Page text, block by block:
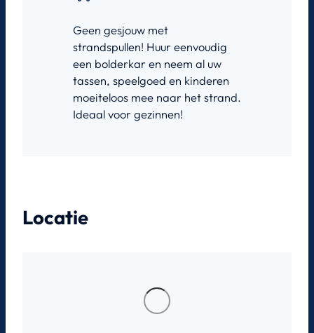
Geen gesjouw met
strandspullen! Huur eenvoudig
een bolderkar en neem al uw
tassen, speelgoed en kinderen
moeiteloos mee naar het strand.
Ideaal voor gezinnen!
Locatie